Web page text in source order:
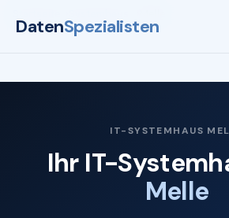
DatenSpezialisten
IT-SYSTEMHAUS
Ihr IT-
Melle